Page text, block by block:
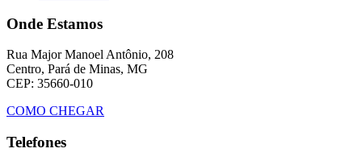
Onde Estamos
Rua Major Manoel Antônio, 208
Centro, Pará de Minas, MG
CEP: 35660-010
COMO CHEGAR
Telefones